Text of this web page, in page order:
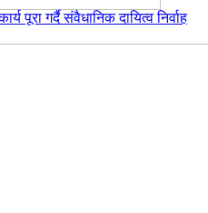
पूरा गर्दै संवैधानिक दायित्व निर्वाह